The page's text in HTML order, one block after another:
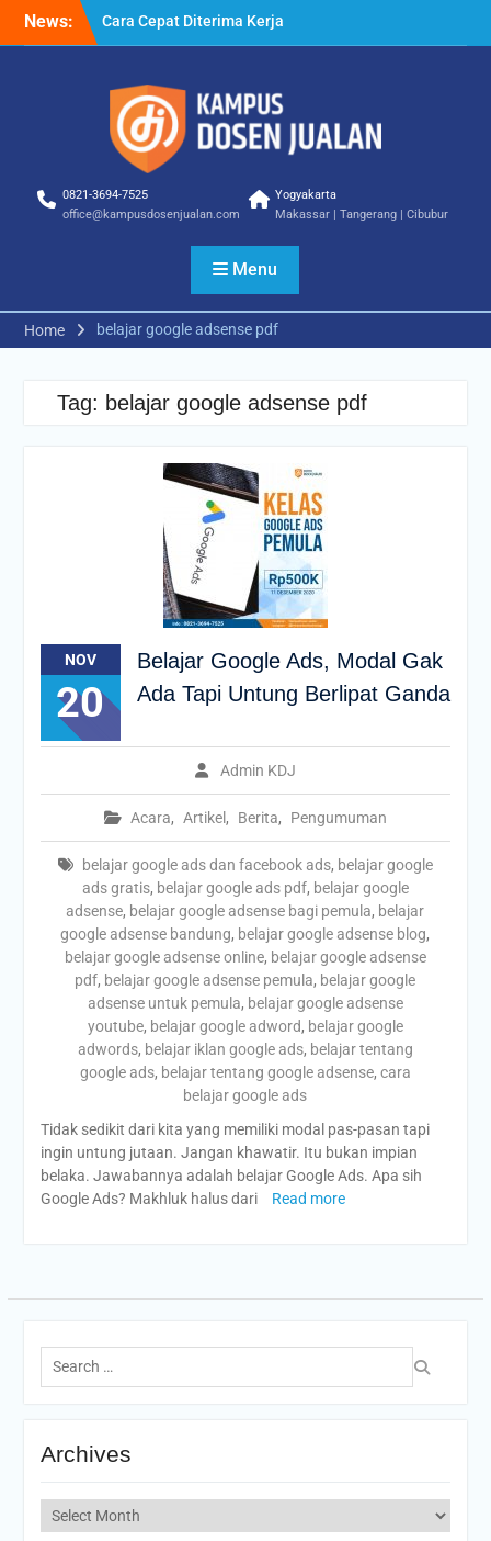
News:
Cara Cepat Diterima Kerja
– Tips Praktis yang Bisa
Cara Biar Dapat Pekerjaan
– Panduan Lengkap untuk
Pencari Kerja
Cara Dapat Pekerjaan –
Memperbesar Peluang
0821-3694-7525
office@kampusdosenjualan.com
Yogyakarta
Makassar | Tangerang | Cibubur
Menu
Home belajar google adsense pdf
Tag: belajar google adsense pdf
NOV
20
Belajar Google Ads, Modal Gak
Ada Tapi Untung Berlipat Ganda
Admin KDJ
Acara, Artikel , Berita, Pengumuman
belajar google ads dan facebook ads, belajar google
ads gratis, belajar google ads pdf, belajar google
adsense, belajar google adsense bagi pemula, belajar
google adsense bandung, belajar google adsense blog,
belajar google adsense online, belajar google adsense
pdf, belajar google adsense pemula, belajar google
adsense untuk pemula, belajar google adsense
youtube, belajar google adword, belajar google
adwords, belajar iklan google ads, belajar tentang
google ads, belajar tentang google adsense, cara
belajar google ads
Tidak sedikit dari kita yang memiliki modal pas-pasan tapi
ingin untung jutaan. Jangan khawatir. Itu bukan impian
belaka. Jawabannya adalah belajar Google Ads. Apa sih
Google Ads? Makhluk halus dari
Read more
Search
for:
Archives
Archives